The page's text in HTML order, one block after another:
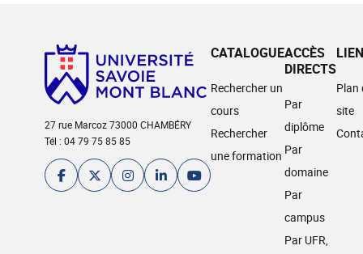
27 rue Marcoz 73000 CHAMBÉRY
Tél : 04 79 75 85 85
CATALOGUE
Rechercher un
cours
Rechercher
une formation
ACCÈS
DIRECTS
Par
diplôme
Par
domaine
Par
campus
Par UFR,
Plan
site